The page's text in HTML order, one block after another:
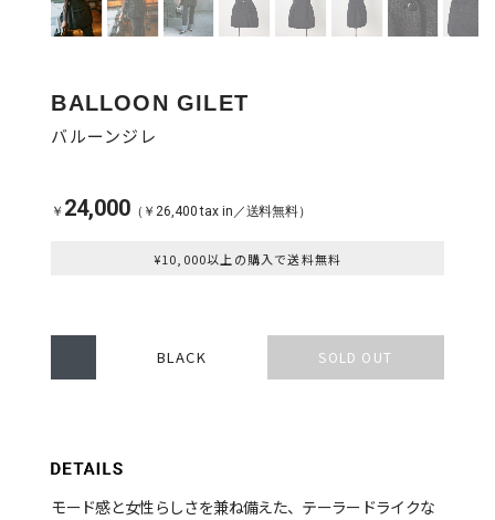
BALLOON GILET
バルーンジレ
￥ 24,000（￥26,400 tax in／送料無料）
¥10,000以上の購入で送料無料
BLACK SOLD OUT
モード感と女性らしさを兼ね備えた、テーラードライクな